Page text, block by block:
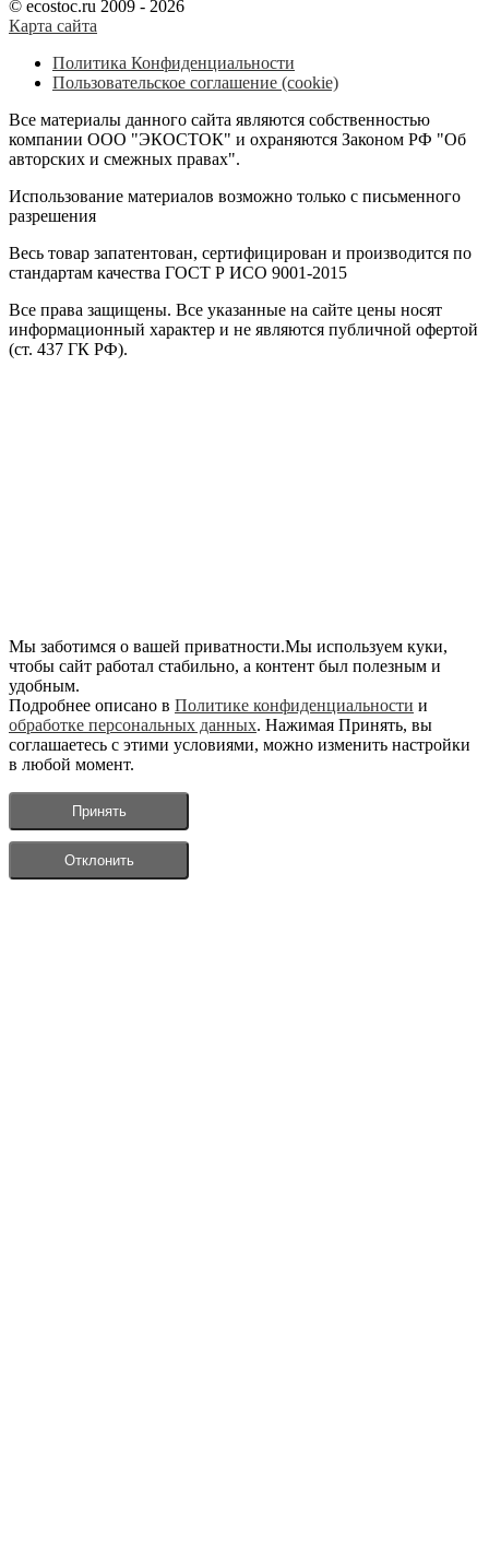
© ecostoc.ru 2009 - 2026
Карта сайта
Политика Конфиденциальности
Пользовательское соглашение (cookie)
Все материалы данного сайта являются собственностью
компании ООО "ЭКОСТОК" и охраняются Законом РФ "Об
авторских и смежных правах".
Использование материалов возможно только с письменного
разрешения
Весь товар запатентован, сертифицирован и производится по
стандартам качества ГОСТ Р ИСО 9001-2015
Все права защищены. Все указанные на сайте цены носят
информационный характер и не являются публичной офертой
(ст. 437 ГК РФ).
Мы заботимся о вашей приватности.Мы используем куки,
чтобы сайт работал стабильно, а контент был полезным и
удобным.
Подробнее описано в Политике конфиденциальности и
обработке персональных данных. Нажимая Принять, вы
соглашаетесь с этими условиями, можно изменить настройки
в любой момент.
Принять
Отклонить